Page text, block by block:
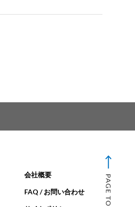
会社概要
FAQ / お問い合わせ